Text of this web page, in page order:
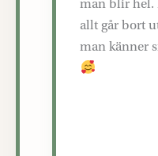
man blir hel.
allt går bort
man känner